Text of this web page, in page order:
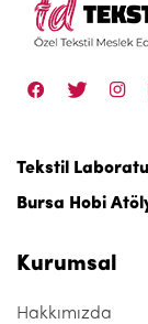
Tekstil
Bursa Hobi
Kurumsal
Hakkımızda